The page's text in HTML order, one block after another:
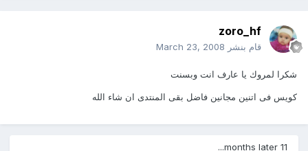
zoro_hf
قام بنشر March 23, 2008
شكرا لمروك يا عارف انت وبسنت
كويس فى اتنين مجانين فاضل بقى المنتدى ان شاء الله
11 months later...